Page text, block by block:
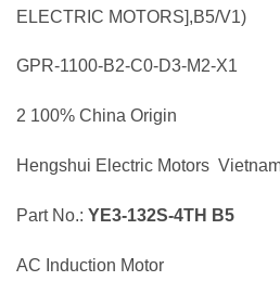
ELECTRIC MOTORS],B5/V1)
GPR-1100-B2-C0-D3-M2-X1
2 100% China Origin
Hengshui Electric Motors
Part No.: YE3-132S-4TH B5
AC Induction Motor